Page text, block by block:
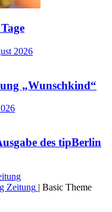
2026
„Wunschkind“
des tipBerlin
Zeitung | Basic Theme